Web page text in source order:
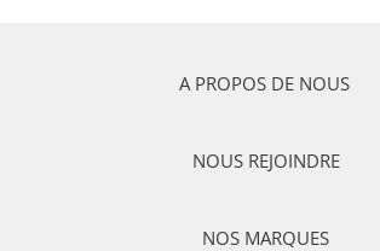
A PROPOS DE NOUS
NOUS REJOINDRE
NOS MARQUES